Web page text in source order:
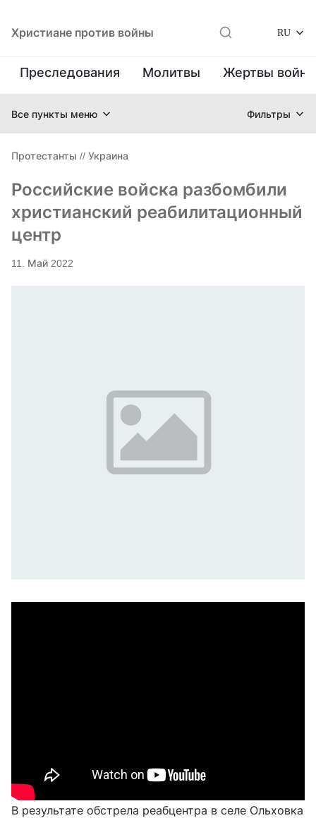
Христиане против войны RU
Преследования Молитвы Жертвы
Все пункты меню Фильтры
Протестанты // Украина
Российские войска разбомбили
христианский реабилитационный
центр
11. Май 2022
В результате обстрела реабцентра в селе Ольховка